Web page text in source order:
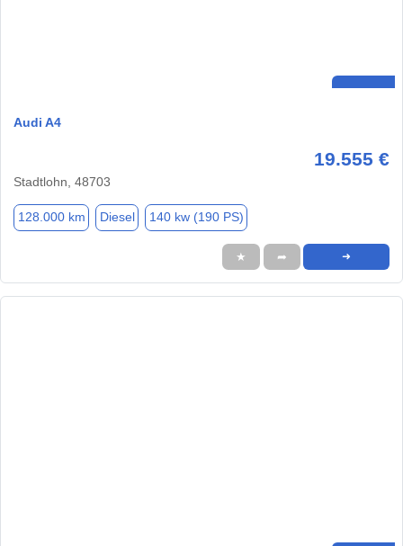
Audi A4
19.555 €
Stadtlohn, 48703
128.000 km Diesel 140 kw (190 PS)
★ ➦ ➜